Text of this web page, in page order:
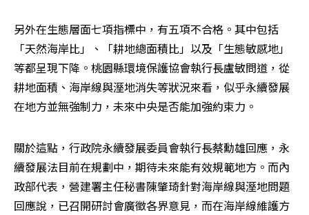
另外在生態層面七項指標中，有五項不合格。其中包括
「天然海岸比」、「耕地總面積比」以及「生態敏感地」
等都呈現下降。桃園縣環境保護協會執行長盧敏問道，從
耕地面積、海岸線與溼地消失等狀況來看，似乎永續發展
在地方並無強制力，未來中央是否能加強約束力。
關於這點，行政院永續發展委員會執行長蔡勳雄回應，永
續發展法目前在規劃中，期待未來能有效規範地方。而內
政部代表，營建署主任秘書陳肇琦針對海岸線與溼地問題
回應說，已召開研討會廣徵各界意見，而在海岸線維護方